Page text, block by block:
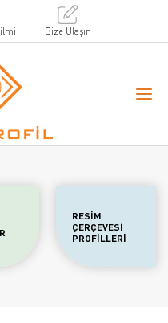
Bize Ulaşın
RESİM
ÇERÇEVESİ
PROFİLLERİ